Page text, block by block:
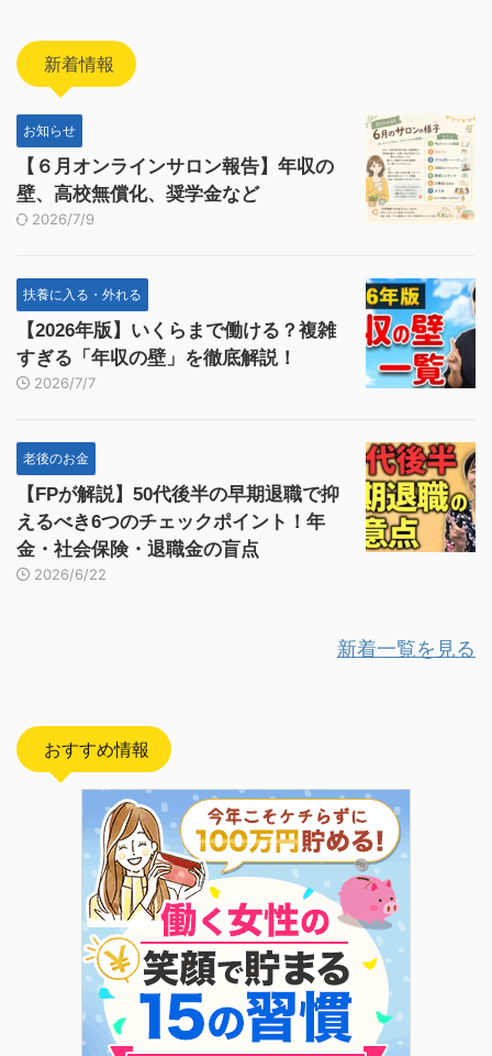
新着情報
お知らせ
【６月オンラインサロン報告】年収の
壁、高校無償化、奨学金など
2026/7/9
扶養に入る・外れる
【2026年版】いくらまで働ける？複雑
すぎる「年収の壁」を徹底解説！
2026/7/7
老後のお金
【FPが解説】50代後半の早期退職で抑
えるべき6つのチェックポイント！年
金・社会保険・退職金の盲点
2026/6/22
新着一覧を見る
おすすめ情報